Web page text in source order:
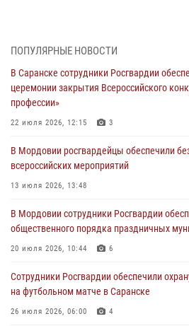
05 августа 2026, 09:04 4
Помощь из Мордовии защитникам
разрешительной работы передал
зону СВО
04 августа 2026, 11:13
Сотрудники Росгвардии Мордовии стали
республиканских соревнований по
04 августа 2026, 08:27
В Саранске росгвардейцы пресекли
«отдых» на лавочке закончился в отделе
04 августа 2026, 07:06
В Саранске сотрудники Росгвардии
нанесение побоев
03 августа 2026, 08:58
ПОПУЛЯРНЫЕ НОВОСТИ
В Саранске сотрудники Росгвардии
церемонии закрытия Всероссийского
профессии»
22 июля 2026, 12:15 3
В Мордовии росгвардейцы обеспечили
всероссийских мероприятий
13 июля 2026, 13:48
В Мордовии сотрудники Росгвардии
общественного порядка праздничных
20 июля 2026, 10:44 6
Сотрудники Росгвардии обеспечили
на футбольном матче в Саранске
26 июля 2026, 06:00 4